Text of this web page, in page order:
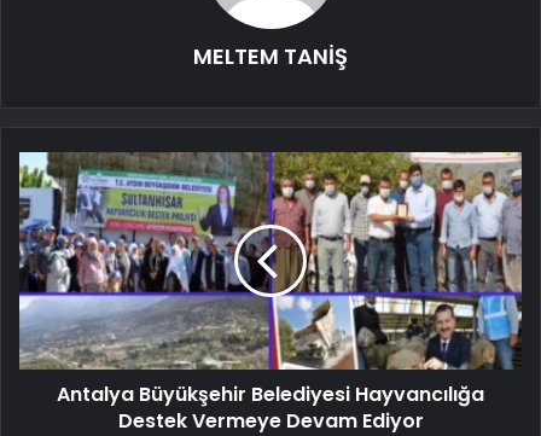
MELTEM TANİŞ
Antalya Büyükşehir Belediyesi Hayvancılığa
Destek Vermeye Devam Ediyor